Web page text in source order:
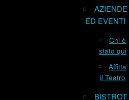
AZIENDE
ED EVENTI
Chi è
stato qui
Affitta
il Teatro
BISTROT